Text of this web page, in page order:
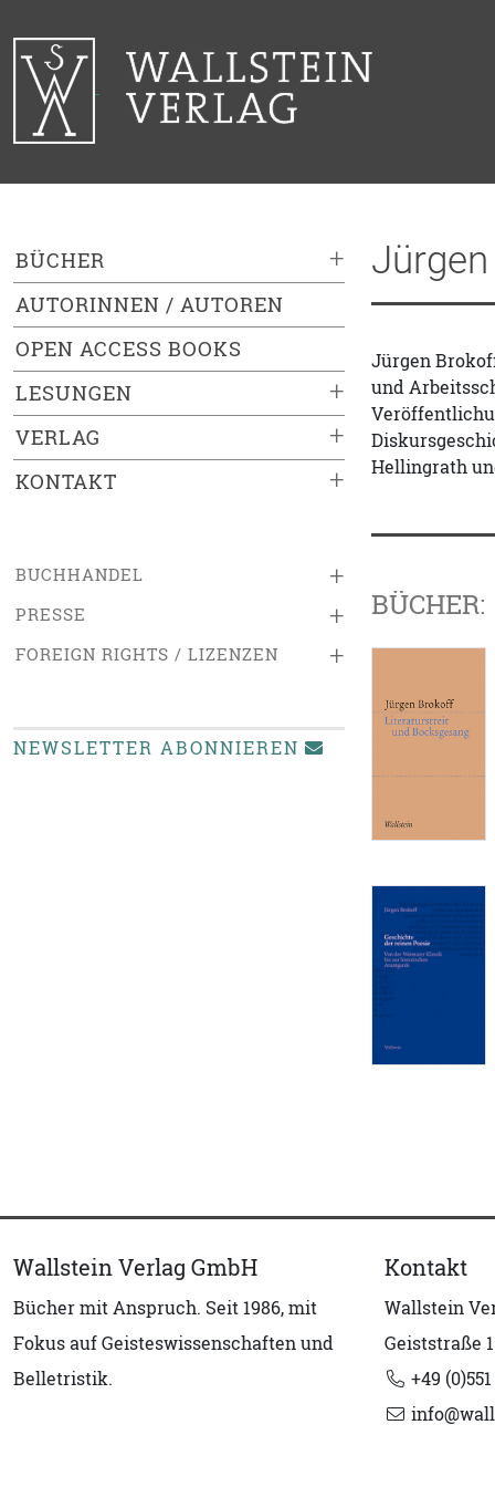
+
BÜCHER
AUTORINNEN / AUTOREN
OPEN ACCESS BOOKS
+
LESUNGEN
+
VERLAG
+
KONTAKT
+
BUCHHANDEL
+
PRESSE
+
FOREIGN RIGHTS / LIZENZEN
NEWSLETTER ABONNIEREN
Jürgen
und
Hellingrath
BÜCHER:
Wallstein Verlag GmbH
Bücher mit Anspruch. Seit 1986, mit
Fokus auf Geisteswissenschaften und
Belletristik.
Kontakt
Wallstein
Geiststraße
+49